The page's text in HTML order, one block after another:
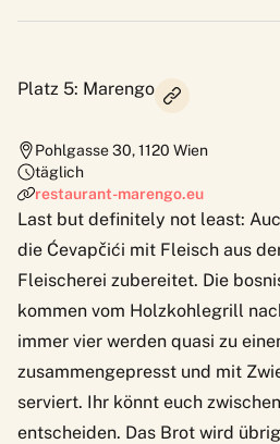
Platz 5: Marengo
Pohlgasse 30,1120 Wien
täglich
restaurant-marengo.eu
Last but definitely not least:
die Ćevapčići mit Fleisch aus
Fleischerei zubereitet. Die
kommen vom Holzkohlegrill
immer vier werden quasi zu
zusammengepresst und mit
serviert. Ihr könnt euch
entscheiden. Das Brot wird